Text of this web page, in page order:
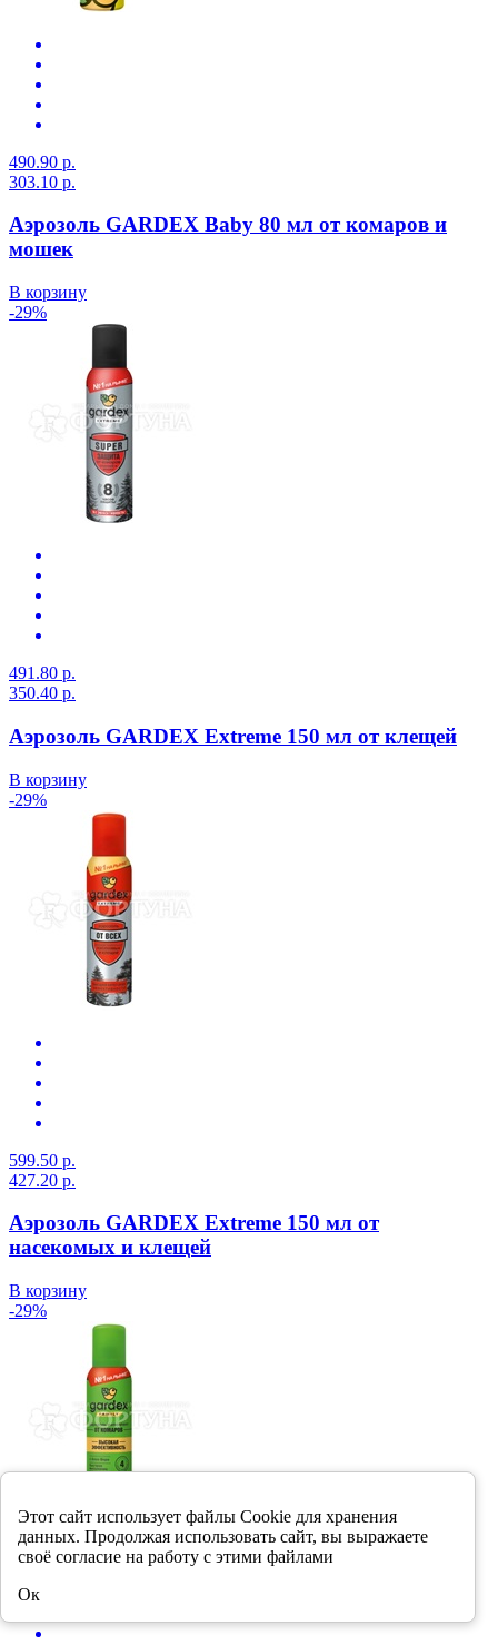
Этот сайт использует файлы Cookie для хранения
данных. Продолжая использовать сайт, вы выражаете
своё согласие на работу с этими файлами
Ок
490.90 р.
303.10 р.
Аэрозоль GARDEX Baby 80 мл от комаров и
мошек
В корзину
-29%
491.80 р.
350.40 р.
Аэрозоль GARDEX Extreme 150 мл от клещей
В корзину
-29%
599.50 р.
427.20 р.
Аэрозоль GARDEX Extreme 150 мл от
насекомых и клещей
В корзину
-29%